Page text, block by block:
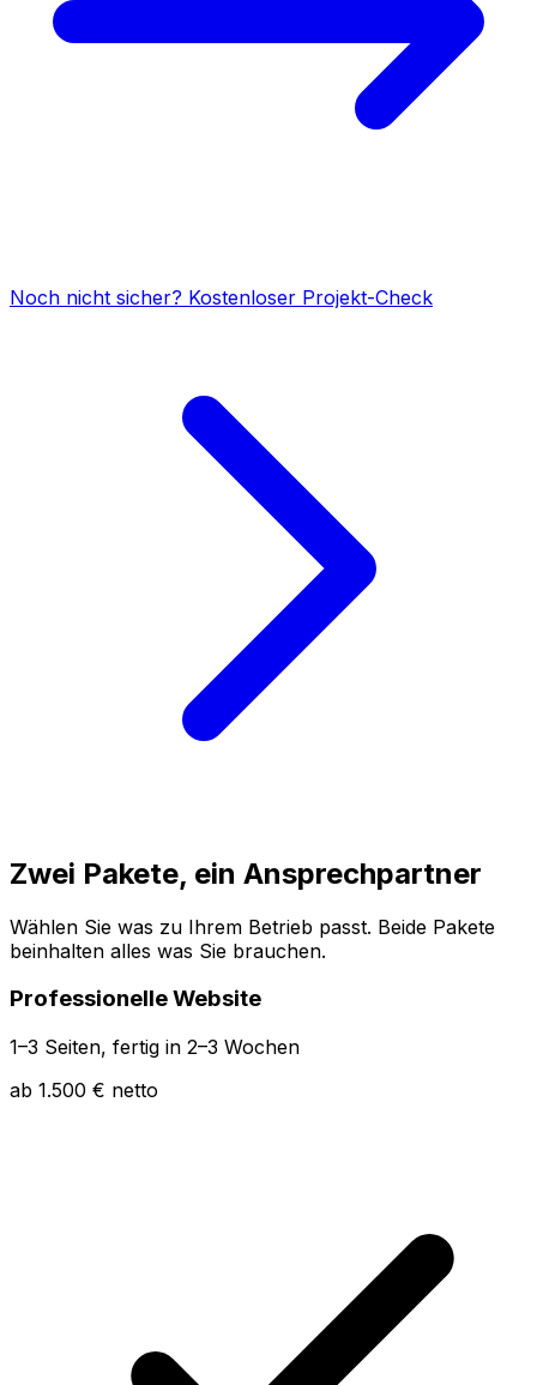
Noch nicht sicher? Kostenloser Projekt-Check
Zwei Pakete, ein Ansprechpartner
Wählen Sie was zu Ihrem Betrieb passt. Beide Pakete
beinhalten alles was Sie brauchen.
Professionelle Website
1–3 Seiten, fertig in 2–3 Wochen
ab 1.500 € netto